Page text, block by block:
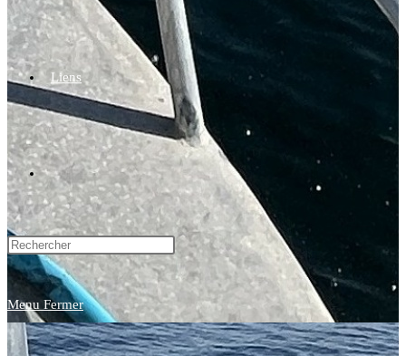
Liens
Toggle
website
Menu Fermer